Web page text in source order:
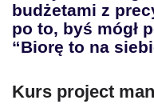
budżetami z
po to, byś mógł
“Biorę to na
Kurs project